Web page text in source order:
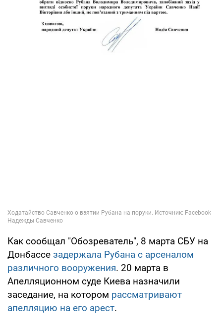
Как сообщал "Обозреватель", 8 марта СБУ на
Донбассе задержала Рубана с арсеналом
различного вооружения. 20 марта в
Апелляционном суде Киева назначили
заседание, на котором рассматривают
апелляцию на его арест.